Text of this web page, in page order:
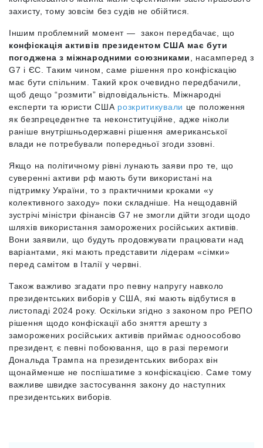
захисту, тому зовсім без судів не обійтися.
Іншим проблемний момент — закон передбачає, що
конфіскація активів президентом США має бути
погоджена з міжнародними союзниками , насамперед з
G7 і ЄС. Таким чином, саме рішення про конфіскацію
має бути спільним. Такий крок очевидно передбачили,
щоб дещо “розмити” відповідальність. Міжнародні
експерти та юристи США розкритикували це положення
як безпрецедентне та неконституційне, адже ніколи
раніше внутрішньодержавні рішення американської
влади не потребували попередньої згоди ззовні.
Якщо на політичному рівні лунають заяви про те, що
суверенні активи рф мають бути використані на
підтримку України, то з практичними кроками «у
колективного заходу» поки складніше. На нещодавній
зустрічі міністри фінансів G7 не змогли дійти згоди щодо
шляхів використання заморожених російських активів.
Вони заявили, що будуть продовжувати працювати над
варіантами, які мають представити лідерам «сімки»
перед самітом в Італії у червні.
Також важливо згадати про певну напругу навколо
президентських виборів у США, які мають відбутися в
листопаді 2024 року. Оскільки згідно з законом про РЕПО
рішення щодо конфіскації або зняття арешту з
заморожених російських активів приймає одноособово
президент, є певні побоювання, що в разі перемоги
Дональда Трампа на президентських виборах він
щонайменше не поспішатиме з конфіскацією. Саме тому
важливе швидке застосування закону до наступних
президентських виборів.